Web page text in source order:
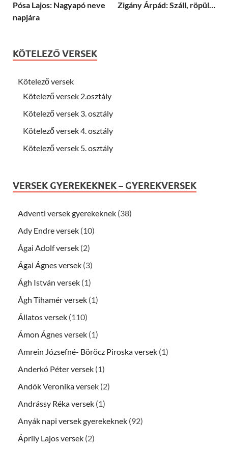
Pósa Lajos: Nagyapó neve
napjára
Zigány Árpád: Száll, röpül…
KÖTELEZŐ VERSEK
Kötelező versek
Kötelező versek 2.osztály
Kötelező versek 3. osztály
Kötelező versek 4. osztály
Kötelező versek 5. osztály
VERSEK GYEREKEKNEK – GYEREKVERSEK
Adventi versek gyerekeknek (38)
Ady Endre versek (10)
Ágai Adolf versek (2)
Ágai Ágnes versek (3)
Ágh István versek (1)
Ágh Tihamér versek (1)
Állatos versek (110)
Ámon Ágnes versek (1)
Amrein Józsefné- Böröcz Piroska versek (1)
Anderkó Péter versek (1)
Andók Veronika versek (2)
Andrássy Réka versek (1)
Anyák napi versek gyerekeknek (92)
Áprily Lajos versek (2)